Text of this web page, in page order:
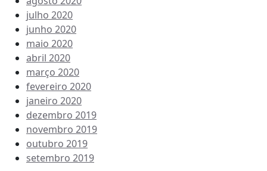
julho 2020
junho 2020
maio 2020
abril 2020
março 2020
fevereiro 2020
janeiro 2020
dezembro 2019
novembro 2019
outubro 2019
setembro 2019